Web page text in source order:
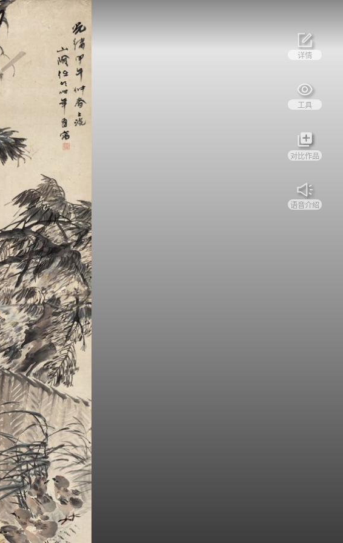
详情
工具
对比作品
语音介绍